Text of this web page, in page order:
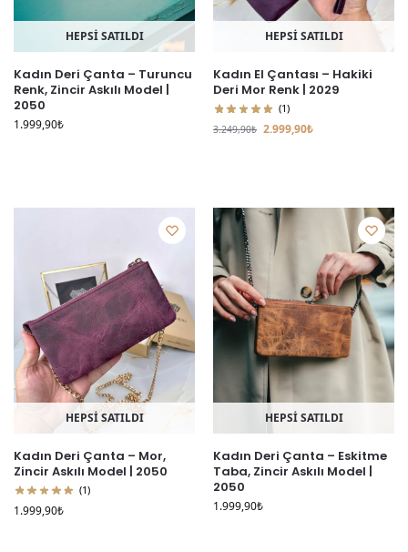
HEPSİ SATILDI
Kadın Deri Çanta – Turuncu
Renk, Zincir Askılı Model |
2050
1.999,90₺
HEPSİ SATILDI
Kadın El Çantası – Hakiki
Deri Mor Renk | 2029
(1)
3.249,90₺ 2.999,90₺
HEPSİ SATILDI
Kadın Deri Çanta – Mor,
Zincir Askılı Model | 2050
(1)
1.999,90₺
HEPSİ SATILDI
Kadın Deri Çanta – Eskitme
Taba, Zincir Askılı Model |
2050
1.999,90₺